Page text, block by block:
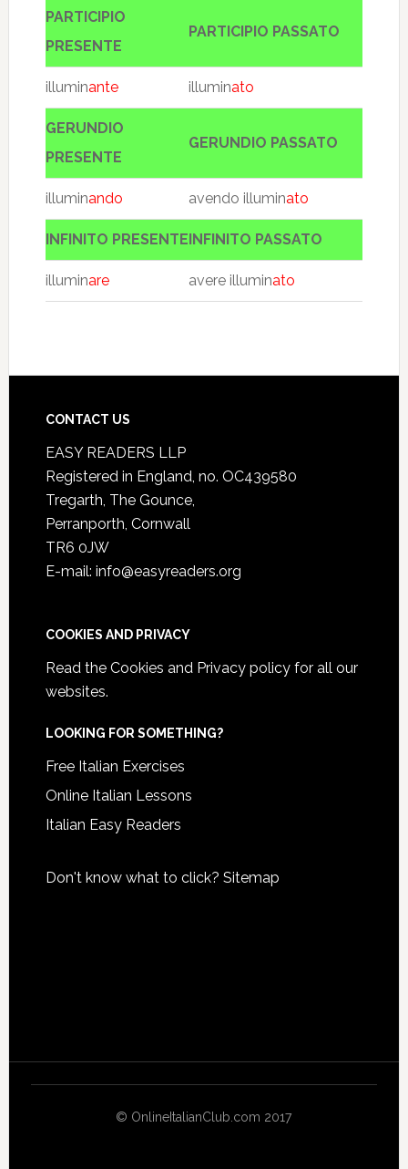
PARTICIPIO
PRESENTE
PARTICIPIO PASSATO
illuminante illuminato
GERUNDIO
PRESENTE
GERUNDIO PASSATO
illuminando avendo illuminato
INFINITO PRESENTEINFINITO PASSATO
illuminare avere illuminato
CONTACT US
EASY READERS LLP
Registered in England, no. OC439580
Tregarth, The Gounce,
Perranporth, Cornwall
TR6 0JW
E-mail: info@easyreaders.org
COOKIES AND PRIVACY
Read the Cookies and Privacy policyfor all our
websites.
LOOKING FOR SOMETHING?
Free Italian Exercises
Online Italian Lessons
Italian Easy Readers
Don't know what to click? Sitemap
© OnlineItalianClub.com 2017